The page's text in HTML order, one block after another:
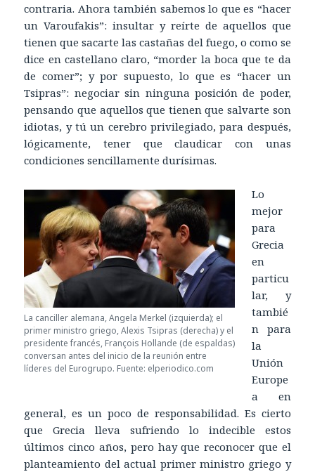
contraria. Ahora también sabemos lo que es “hacer
un Varoufakis”: insultar y reírte de aquellos que
tienen que sacarte las castañas del fuego, o como se
dice en castellano claro, “morder la boca que te da
de comer”; y por supuesto, lo que es “hacer un
Tsipras”: negociar sin ninguna posición de poder,
pensando que aquellos que tienen que salvarte son
idiotas, y tú un cerebro privilegiado, para después,
lógicamente, tener que claudicar con unas
condiciones sencillamente durísimas.
La canciller alemana, Angela Merkel (izquierda); el
primer ministro griego, Alexis Tsipras (derecha) y el
presidente francés, François Hollande (de espaldas)
conversan antes del inicio de la reunión entre
líderes del Eurogrupo. Fuente: elperiodico.com
Lo
mejor
para
Grecia
en
particu
lar, y
tambié
n para
la
Unión
Europe
a en
general, es un poco de responsabilidad. Es cierto
que Grecia lleva sufriendo lo indecible estos
últimos cinco años, pero hay que reconocer que el
planteamiento del actual primer ministro griego y